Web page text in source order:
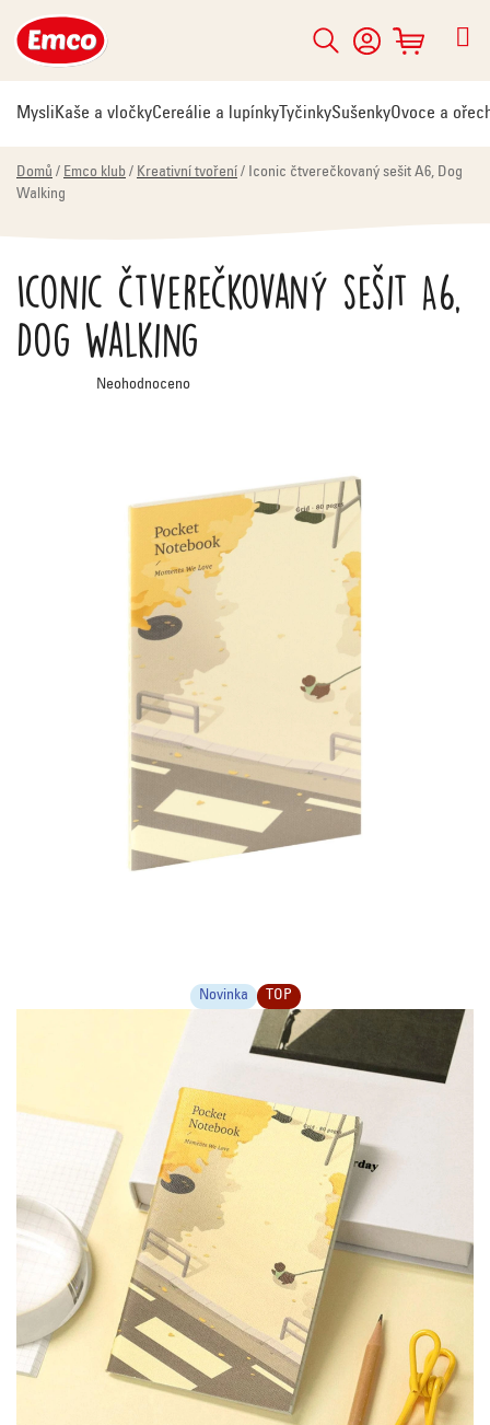
na
obsah
Hledat
NÁKUPNÍ
KOŠÍK
MysliKaše a vločkyCereálie a lupínky TyčinkySušenkyOvoce a
Domů / Emco klub / Kreativní tvoření / Iconic čtverečkovaný sešit A6, Dog
Walking
Iconic čtverečkovaný sešit A6,
Dog Walking
Průměrné
hodnocení
Neohodnoceno
Novinka TOP